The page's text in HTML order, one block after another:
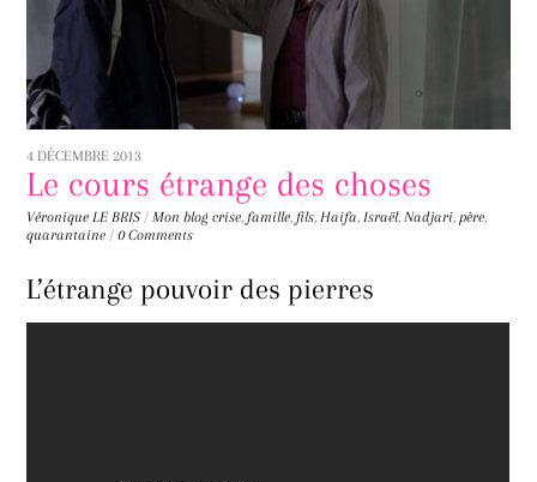
4 DÉCEMBRE 2013
Le cours étrange des choses
Véronique LE BRIS / Mon blog crise, famille, fils,Haifa,Israël,Nadjari,père,
quarantaine / 0 Comments
L’étrange pouvoir des pierres